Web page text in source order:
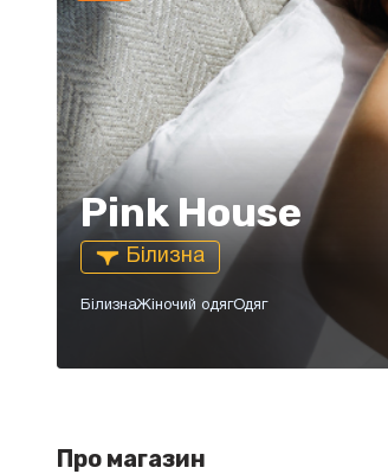
Pink House
Білизна
БілизнаЖіночий одягОдяг
Про магазин